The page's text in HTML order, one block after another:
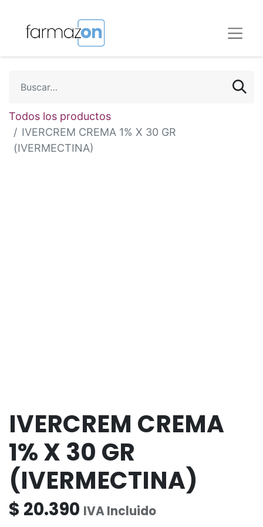
Todos los productos
IVERCREM CREMA 1% X 30 GR
(IVERMECTINA)
IVERCREM CREMA
1% X 30 GR
(IVERMECTINA)
$ 20.390 IVA Incluido